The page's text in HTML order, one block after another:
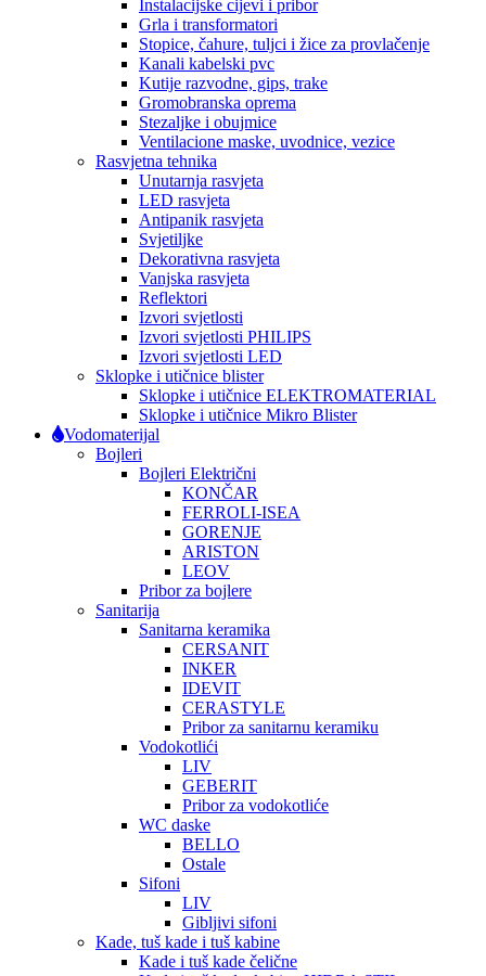
Instalacijske cijevi i pribor
Grla i transformatori
Stopice, čahure, tuljci i žice za provlačenje
Kanali kabelski pvc
Kutije razvodne, gips, trake
Gromobranska oprema
Stezaljke i obujmice
Ventilacione maske, uvodnice, vezice
Rasvjetna tehnika
Unutarnja rasvjeta
LED rasvjeta
Antipanik rasvjeta
Svjetiljke
Dekorativna rasvjeta
Vanjska rasvjeta
Reflektori
Izvori svjetlosti
Izvori svjetlosti PHILIPS
Izvori svjetlosti LED
Sklopke i utičnice blister
Sklopke i utičnice ELEKTROMATERIAL
Sklopke i utičnice Mikro Blister
Vodomaterijal
Bojleri
Bojleri Električni
KONČAR
FERROLI-ISEA
GORENJE
ARISTON
LEOV
Pribor za bojlere
Sanitarija
Sanitarna keramika
CERSANIT
INKER
IDEVIT
CERASTYLE
Pribor za sanitarnu keramiku
Vodokotlići
LIV
GEBERIT
Pribor za vodokotliće
WC daske
BELLO
Ostale
Sifoni
LIV
Gibljivi sifoni
Kade, tuš kade i tuš kabine
Kade i tuš kade čelične